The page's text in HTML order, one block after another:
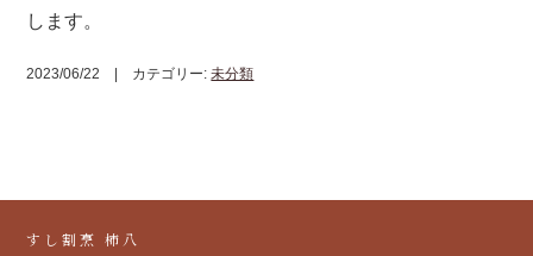
します。
2023/06/22 | カテゴリー:未分類
すし割烹 柿八